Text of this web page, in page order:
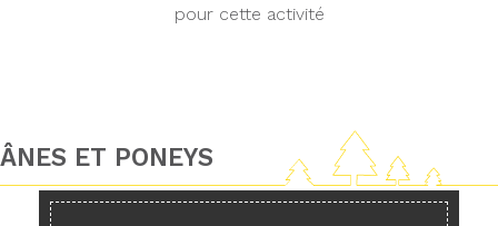
pour cette activité
ÂNES ET PONEYS